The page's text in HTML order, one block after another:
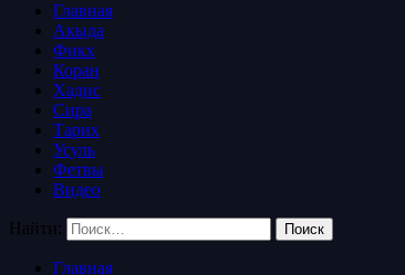
Главная
Акыда
Фикх
Коран
Хадис
Сира
Тарих
Усуль
Фетвы
Видео
Найти:
Главная